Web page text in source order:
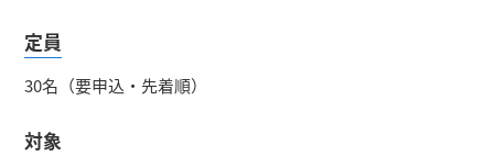
定員
30名（要申込・先着順）
対象